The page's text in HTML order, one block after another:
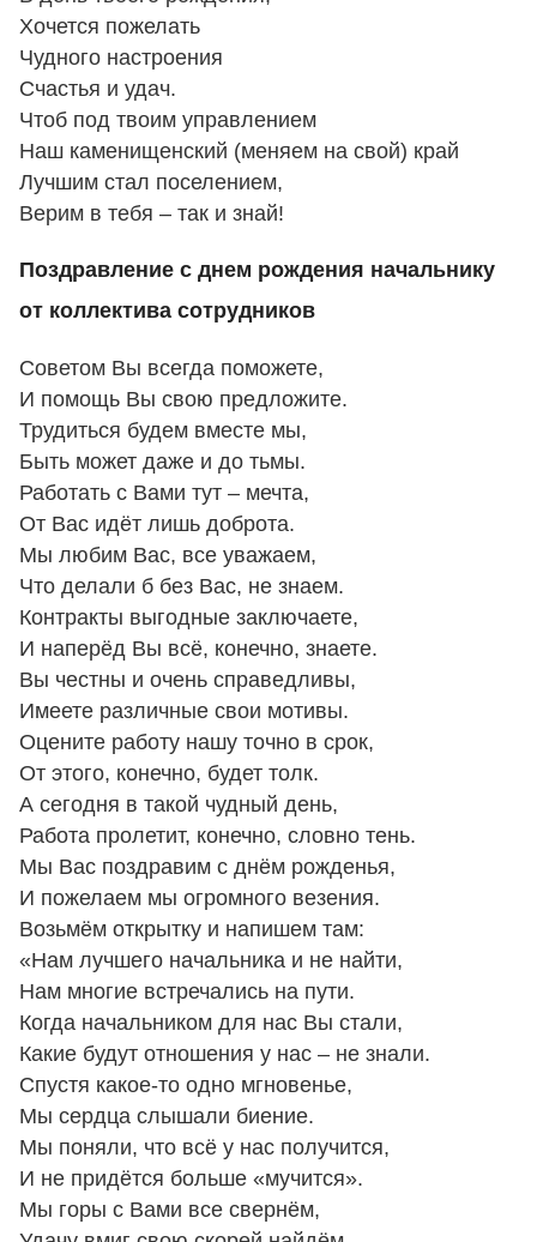
Хочется пожелать
Чудного настроения
Счастья и удач.
Чтоб под твоим управлением
Наш каменищенский (меняем на свой) край
Лучшим стал поселением,
Верим в тебя – так и знай!
Поздравление с днем рождения начальнику
от коллектива сотрудников
Советом Вы всегда поможете,
И помощь Вы свою предложите.
Трудиться будем вместе мы,
Быть может даже и до тьмы.
Работать с Вами тут – мечта,
От Вас идёт лишь доброта.
Мы любим Вас, все уважаем,
Что делали б без Вас, не знаем.
Контракты выгодные заключаете,
И наперёд Вы всё, конечно, знаете.
Вы честны и очень справедливы,
Имеете различные свои мотивы.
Оцените работу нашу точно в срок,
От этого, конечно, будет толк.
А сегодня в такой чудный день,
Работа пролетит, конечно, словно тень.
Мы Вас поздравим с днём рожденья,
И пожелаем мы огромного везения.
Возьмём открытку и напишем там:
«Нам лучшего начальника и не найти,
Нам многие встречались на пути.
Когда начальником для нас Вы стали,
Какие будут отношения у нас – не знали.
Спустя какое-то одно мгновенье,
Мы сердца слышали биение.
Мы поняли, что всё у нас получится,
И не придётся больше «мучится».
Мы горы с Вами все свернём,